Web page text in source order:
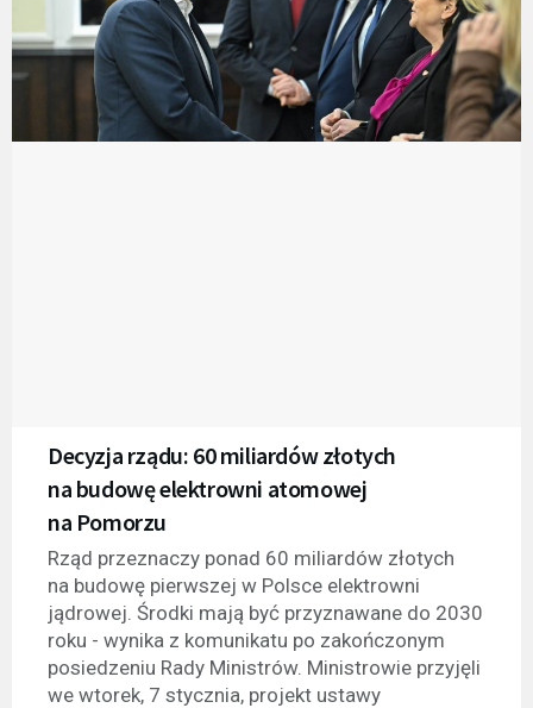
Decyzja rządu: 60 miliardów złotych
na budowę elektrowni atomowej
na Pomorzu
Rząd przeznaczy ponad 60 miliardów złotych
na budowę pierwszej w Polsce elektrowni
jądrowej. Środki mają być przyznawane do 2030
roku - wynika z komunikatu po zakończonym
posiedzeniu Rady Ministrów. Ministrowie przyjęli
we wtorek, 7 stycznia, projekt ustawy